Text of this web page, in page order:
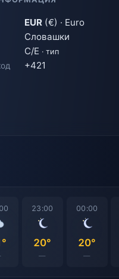
EUR (€) · Euro
Словашки
C/E · тип
+421
23:00
20°
—
00:00
20°
—